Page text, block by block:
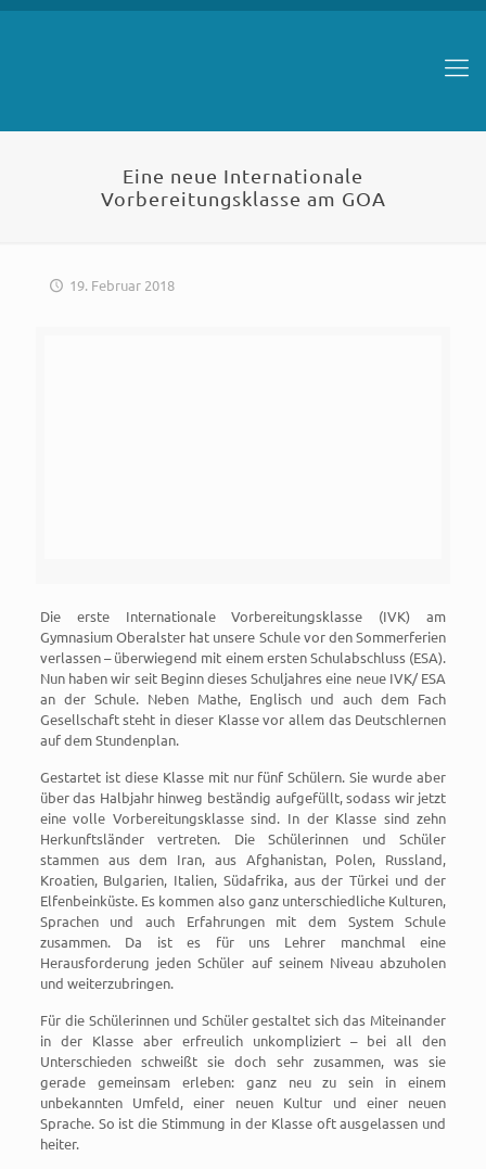
Eine neue Internationale
Vorbereitungsklasse am GOA
19. Februar 2018
Die erste Internationale Vorbereitungsklasse (IVK) am
Gymnasium Oberalster hat unsere Schule vor den Sommerferien
verlassen – überwiegend mit einem ersten Schulabschluss (ESA).
Nun haben wir seit Beginn dieses Schuljahres eine neue IVK/ ESA
an der Schule. Neben Mathe, Englisch und auch dem Fach
Gesellschaft steht in dieser Klasse vor allem das Deutschlernen
auf dem Stundenplan.
Gestartet ist diese Klasse mit nur fünf Schülern. Sie wurde aber
über das Halbjahr hinweg beständig aufgefüllt, sodass wir jetzt
eine volle Vorbereitungsklasse sind. In der Klasse sind zehn
Herkunftsländer vertreten. Die Schülerinnen und Schüler
stammen aus dem Iran, aus Afghanistan, Polen, Russland,
Kroatien, Bulgarien, Italien, Südafrika, aus der Türkei und der
Elfenbeinküste. Es kommen also ganz unterschiedliche Kulturen,
Sprachen und auch Erfahrungen mit dem System Schule
zusammen. Da ist es für uns Lehrer manchmal eine
Herausforderung jeden Schüler auf seinem Niveau abzuholen
und weiterzubringen.
Für die Schülerinnen und Schüler gestaltet sich das Miteinander
in der Klasse aber erfreulich unkompliziert – bei all den
Unterschieden schweißt sie doch sehr zusammen, was sie
gerade gemeinsam erleben: ganz neu zu sein in einem
unbekannten Umfeld, einer neuen Kultur und einer neuen
Sprache. So ist die Stimmung in der Klasse oft ausgelassen und
heiter.